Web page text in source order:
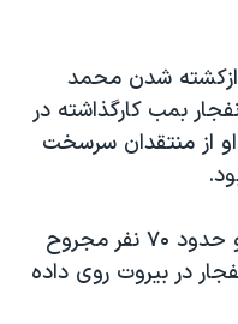
ازکشته شدن محمد
بمب کارگذاشته در
او از منتقدان سرسخت
درآن واقعه پنج تن جان سپردند و حدود ۷۰ نفر مجروح
در بیروت روی داده